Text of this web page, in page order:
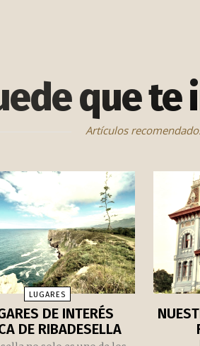
que te
Artículos
LUGARES
DE INTERÉS
DE RIBADESELLA